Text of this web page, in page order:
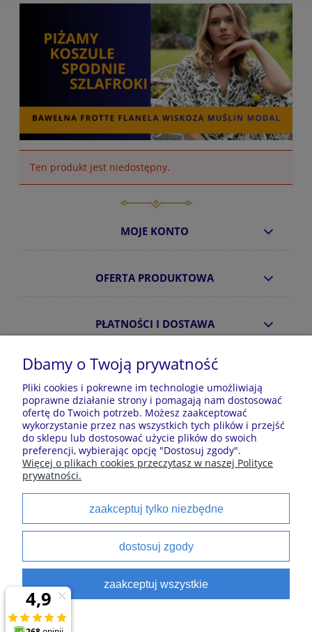
Ten produkt jest niedostępny.
MOJE KONTO
OFERTA PRODUKTOWA
PŁATNOŚCI I DOSTAWA
INFORMACJE
O NAS
Sklep z piżamami Kraina Piżam | Plac Zwycięstwa 7, 28-
100 Busko-Zdrój | E-mail: krainapizam@gmail.com | Tel.
602 809 945 | NIP: 6551814701 | REGON: 528344498
Polecane kategorie
Szlaforki dla dzieci
Piżamy damskie
Piżamy męskie
Koszule noce
Dbamy o Twoją prywatność
Pliki cookies i pokrewne im technologie umożliwiają
poprawne działanie strony i pomagają nam dostosować
ofertę do Twoich potrzeb. Możesz zaakceptować
wykorzystanie przez nas wszystkich tych plików i przejść
do sklepu lub dostosować użycie plików do swoich
preferencji, wybierając opcję "Dostosuj zgody".
Więcej o plikach cookies przeczytasz w naszej Polityce
prywatności.
zaakceptuj tylko niezbędne
dostosuj zgody
zaakceptuj wszystkie